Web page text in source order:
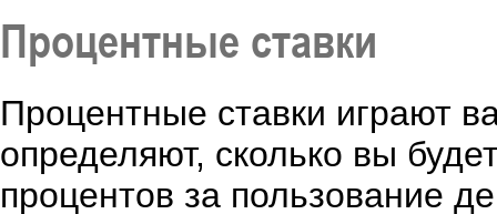
Процентные ставки
Процентные ставки играют
определяют, сколько вы
процентов за пользование